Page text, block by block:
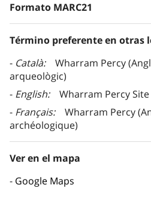
Formato MARC21
Término preferente en otras
Català
Wharram Percy
arqueològic)
English
Wharram Percy
Français
Wharram Percy
archéologique)
Ver en el mapa
Google Maps